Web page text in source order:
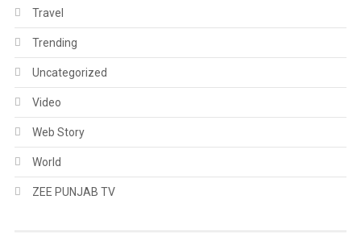
Travel
Trending
Uncategorized
Video
Web Story
World
ZEE PUNJAB TV